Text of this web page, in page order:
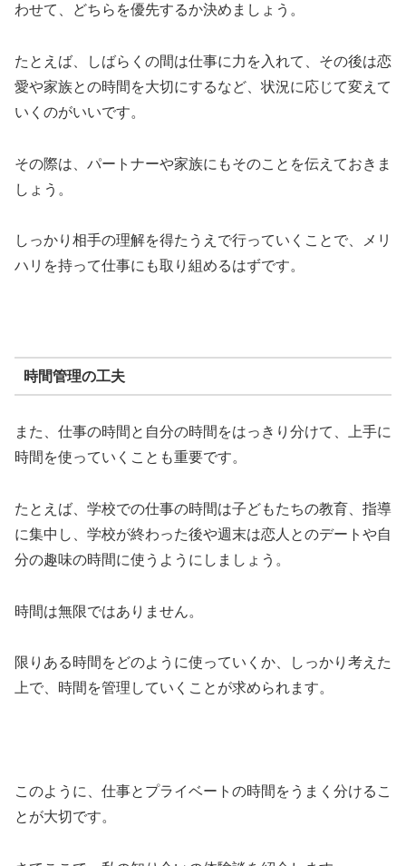
わせて、どちらを優先するか決めましょう。
たとえば、しばらくの間は仕事に力を入れて、その後は恋
愛や家族との時間を大切にするなど、状況に応じて変えて
いくのがいいです。
その際は、パートナーや家族にもそのことを伝えておきま
しょう。
しっかり相手の理解を得たうえで行っていくことで、メリ
ハリを持って仕事にも取り組めるはずです。
時間管理の工夫
また、仕事の時間と自分の時間をはっきり分けて、上手に
時間を使っていくことも重要です。
たとえば、学校での仕事の時間は子どもたちの教育、指導
に集中し、学校が終わった後や週末は恋人とのデートや自
分の趣味の時間に使うようにしましょう。
時間は無限ではありません。
限りある時間をどのように使っていくか、しっかり考えた
上で、時間を管理していくことが求められます。
このように、仕事とプライベートの時間をうまく分けるこ
とが大切です。